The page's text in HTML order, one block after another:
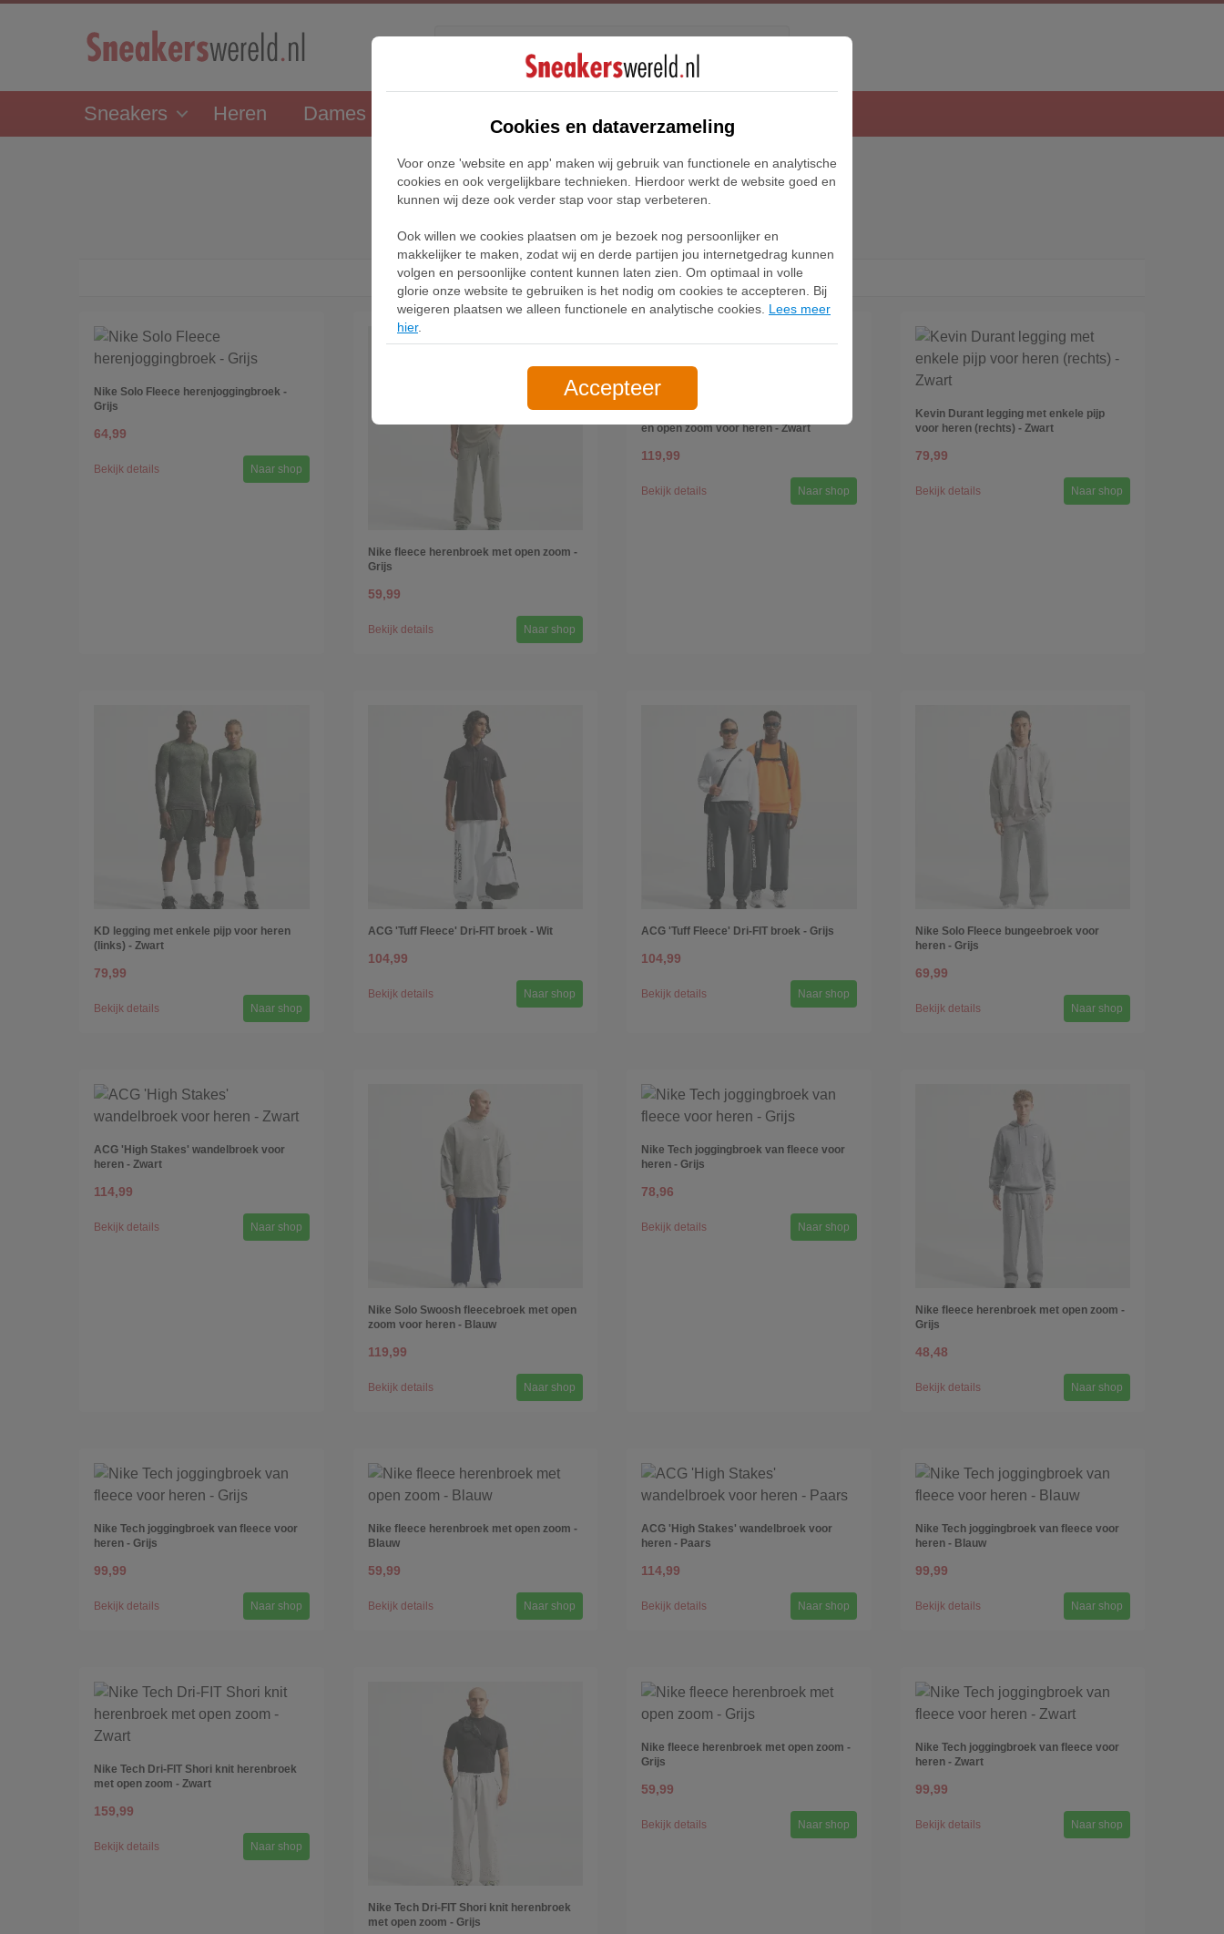
Sneakers Heren Dames Releases Blog
Home Trainingsbroeken
Trainingsbroeken
Filter
Nike Solo Fleece herenjoggingbroek -
Grijs
64,99
Bekijk details Naar shop
Nike fleece herenbroek met open zoom -
Grijs
59,99
Bekijk details Naar shop
Nike Tech fleecebroek met kleurblokken
en open zoom voor heren - Zwart
119,99
Bekijk details Naar shop
Kevin Durant legging met enkele pijp
voor heren (rechts) - Zwart
79,99
Bekijk details Naar shop
KD legging met enkele pijp voor heren
(links) - Zwart
79,99
Bekijk details Naar shop
ACG 'Tuff Fleece' Dri-FIT broek - Wit
104,99
Bekijk details Naar shop
ACG 'Tuff Fleece' Dri-FIT broek - Grijs
104,99
Bekijk details Naar shop
Nike Solo Fleece bungeebroek voor
heren - Grijs
69,99
Bekijk details Naar shop
ACG 'High Stakes' wandelbroek voor
heren - Zwart
114,99
Bekijk details Naar shop
Nike Solo Swoosh fleecebroek met open
zoom voor heren - Blauw
119,99
Bekijk details Naar shop
Nike Tech joggingbroek van fleece voor
heren - Grijs
78,96
Bekijk details Naar shop
Nike fleece herenbroek met open zoom -
Grijs
48,48
Bekijk details Naar shop
Nike Tech joggingbroek van fleece voor
heren - Grijs
99,99
Bekijk details Naar shop
Nike fleece herenbroek met open zoom -
Blauw
59,99
Bekijk details Naar shop
ACG 'High Stakes' wandelbroek voor
heren - Paars
114,99
Bekijk details Naar shop
Nike Tech joggingbroek van fleece voor
heren - Blauw
99,99
Bekijk details Naar shop
Nike Tech Dri-FIT Shori knit herenbroek
met open zoom - Zwart
159,99
Bekijk details Naar shop
Nike Tech Dri-FIT Shori knit herenbroek
met open zoom - Grijs
Nike fleece herenbroek met open zoom -
Grijs
59,99
Bekijk details Naar shop
Nike Tech joggingbroek van fleece voor
heren - Zwart
99,99
Bekijk details Naar shop
Cookies en dataverzameling
Voor onze 'website en app' maken wij gebruik van functionele en analytische
cookies en ook vergelijkbare technieken. Hierdoor werkt de website goed en
kunnen wij deze ook verder stap voor stap verbeteren.
Ook willen we cookies plaatsen om je bezoek nog persoonlijker en
makkelijker te maken, zodat wij en derde partijen jou internetgedrag kunnen
volgen en persoonlijke content kunnen laten zien. Om optimaal in volle
glorie onze website te gebruiken is het nodig om cookies te accepteren. Bij
weigeren plaatsen we alleen functionele en analytische cookies. Lees meer
hier.
Accepteer